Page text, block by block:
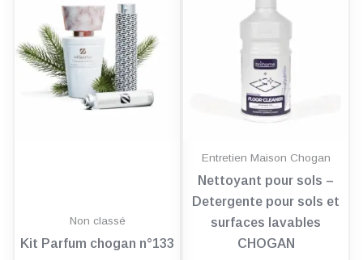
Non classé
Kit Parfum chogan n°133
Entretien Maison Chogan
Nettoyant pour sols –
Detergente pour sols et
surfaces lavables
CHOGAN